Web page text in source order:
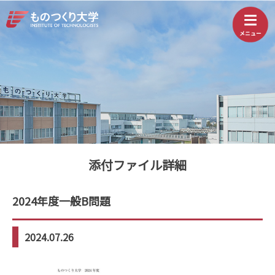
添付ファイル詳細
2024年度一般B問題
2024.07.26